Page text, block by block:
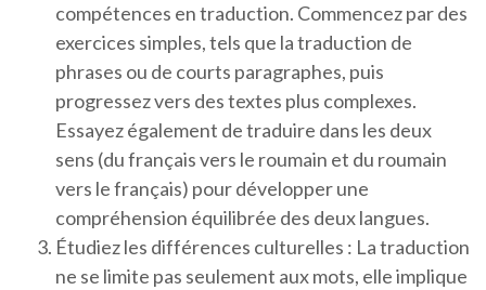
compétences en traduction. Commencez par des
exercices simples, tels que la traduction de
phrases ou de courts paragraphes, puis
progressez vers des textes plus complexes.
Essayez également de traduire dans les deux
sens (du français vers le roumain et du roumain
vers le français) pour développer une
compréhension équilibrée des deux langues.
Étudiez les différences culturelles : La traduction
ne se limite pas seulement aux mots, elle implique